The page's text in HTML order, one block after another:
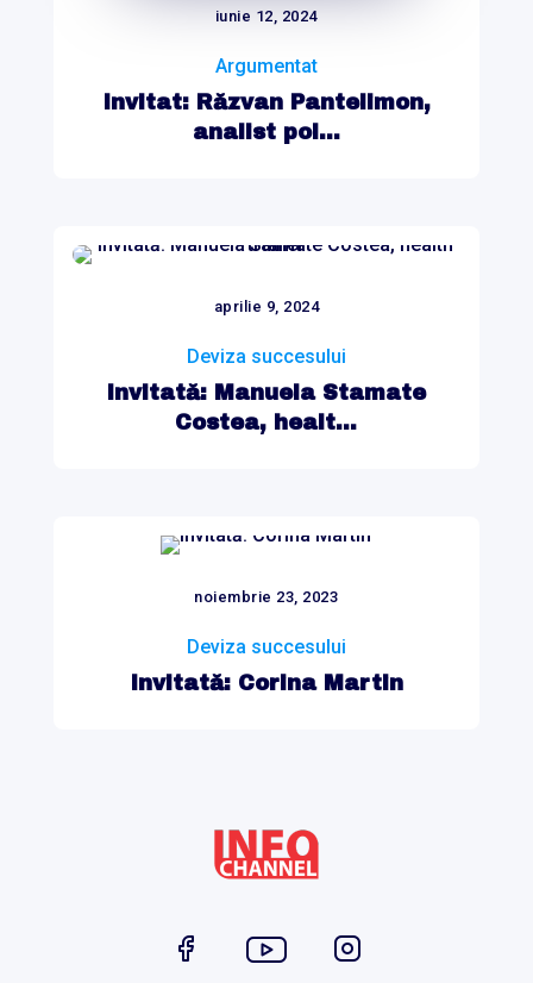
iunie 12, 2024
Argumentat
Invitat: Răzvan Pantelimon,
analist pol...
aprilie 9, 2024
Deviza succesului
Invitată: Manuela Stamate
Costea, healt...
noiembrie 23, 2023
Deviza succesului
Invitată: Corina Martin